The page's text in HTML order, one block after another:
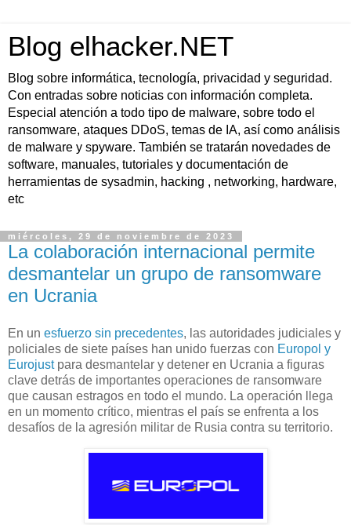
Blog elhacker.NET
Blog sobre informática, tecnología, privacidad y seguridad.
Con entradas sobre noticias con información completa.
Especial atención a todo tipo de malware, sobre todo el
ransomware, ataques DDoS, temas de IA, así como análisis
de malware y spyware. También se tratarán novedades de
software, manuales, tutoriales y documentación de
herramientas de sysadmin, hacking , networking, hardware,
etc
miércoles, 29 de noviembre de 2023
La colaboración internacional permite
desmantelar un grupo de ransomware
en Ucrania
En un esfuerzo sin precedentes, las autoridades judiciales y
policiales de siete países han unido fuerzas con Europol y
Eurojustpara desmantelar y detener en Ucrania a figuras
clave detrás de importantes operaciones de ransomware
que causan estragos en todo el mundo. La operación llega
en un momento crítico, mientras el país se enfrenta a los
desafíos de la agresión militar de Rusia contra su territorio.